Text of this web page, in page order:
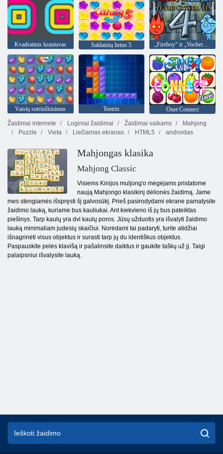
Kvadratinis krautuvas Saldainių lietus 5 „Fireboy“ ir „Vochergirl 4“: „Crystal Temple“
Vaisių sutriuškinimas Tentrix
Onet Connect
Žaidimai internete
Loginiai žaidimai Žaidimai vaikams
Mahjong
Puzzle
Vieta Liečiamas ekranas HTML5 androidas
Mahjongas klasika
Mahjong Classic
Visiems Kinijos muljong'o mėgėjams pristatome
naują Mahjongo klasikinį dėlionės žaidimą. Jame
mes stengiamės išspręsti šį galvosūkį. Prieš pasirodydami ekrane pamatysite
žaidimo lauką, kuriame bus kauliukai. Ant kiekvieno iš jų bus pateiktas
piešinys. Tarp kaulų yra dvi kaulų poros. Jūsų užduotis yra išvalyti žaidimo
lauką minimaliam judesių skaičiui. Norėdami tai padaryti, turite atidžiai
išnagrinėti visus objektus ir surasti tarp jų du identiškus objektus.
Paspauskite pelės klavišą ir pašalinsite daiktus ir gaukite taškų už jį. Taigi
palaipsniui išvalysite lauką.